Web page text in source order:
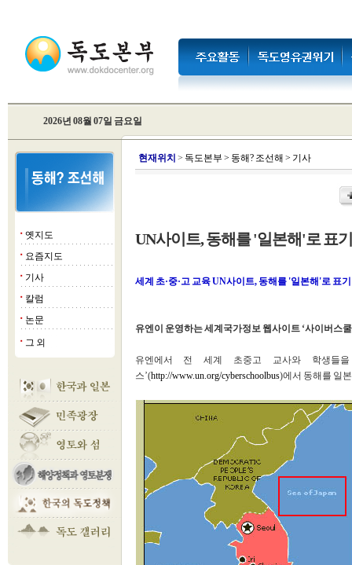
2026년 08월 07일 금요일
■ 옛지도
■ 요즘지도
■ 기사
■ 칼럼
■ 논문
■ 그 외
현재위치 > 독도본부 > 동해? 조선해 > 기사
UN사이트, 동해를 '일본해'로 표기
세계 초·중·고 교육 UN사이트, 동해를 '일본해'로 표기
유엔이 운영하는 세계국가정보 웹사이트 ‘사이버스
유엔에서 전 세계 초중고 교사와 학생들을
스’(http://www.un.org/cyberschoolbus)에서 동해를 일